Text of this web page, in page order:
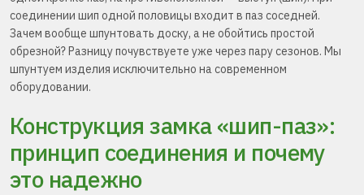
соединении шип одной половицы входит в паз соседней.
Зачем вообще шпунтовать доску, а не обойтись простой
обрезной? Разницу почувствуете уже через пару сезонов. Мы
шпунтуем изделия исключительно на современном
оборудовании.
Конструкция замка «шип-паз»:
принцип соединения и почему
это надежно